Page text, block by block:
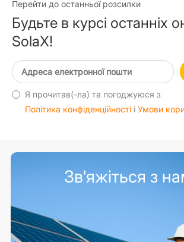
Перейти до останньої розсилки
Будьте в курсі останніх
SolaX!
Я прочитав(-ла) та погоджуюся з
Політика конфіденційності і Умови
Зв'яжіться з